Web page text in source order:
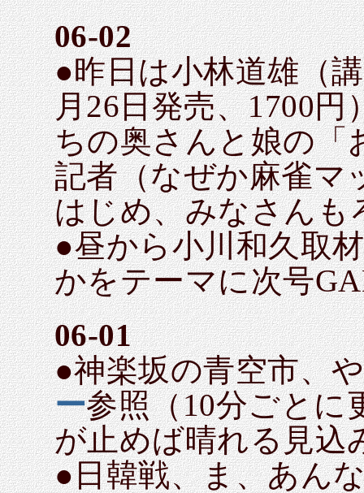
06-02
●昨日は小林道雄（
月26日発売、1700
ちの奥さんと娘の「
記者（なぜか麻雀マ
はじめ、みなさんも
●昼から小川和久取
かをテーマに次号
06-01
●神楽坂の青空市、
ー参照（10分ごとに
が止めば晴れる見込
●日韓戦、ま、あん